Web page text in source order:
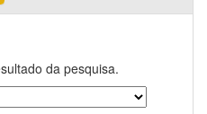
da pesquisa.